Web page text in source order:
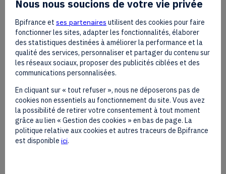
Invitation]
—
Corridors
Nous nous soucions de votre vie privée
Bpifrance et ses partenaires utilisent des cookies pour faire
fonctionner les sites, adapter les fonctionnalités, élaborer
des statistiques destinées à améliorer la performance et la
qualité des services, personnaliser et partager du contenu sur
les réseaux sociaux, proposer des publicités ciblées et des
communications personnalisées.
En cliquant sur « tout refuser », nous ne déposerons pas de
cookies non essentiels au fonctionnement du site. Vous avez
la possibilité de retirer votre consentement à tout moment
grâce au lien « Gestion des cookies » en bas de page. La
politique relative aux cookies et autres traceurs de Bpifrance
est disponible ici.